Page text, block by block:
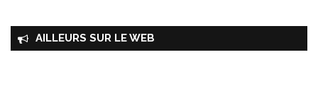
AILLEURS SUR LE WEB